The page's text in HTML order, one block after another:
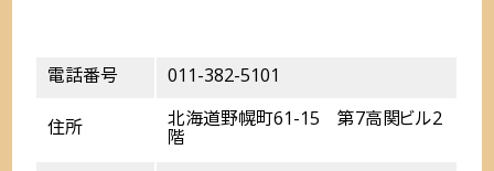
電話番号 011-382-5101
住所
北海道野幌町61-15 第7高関ビル2
階